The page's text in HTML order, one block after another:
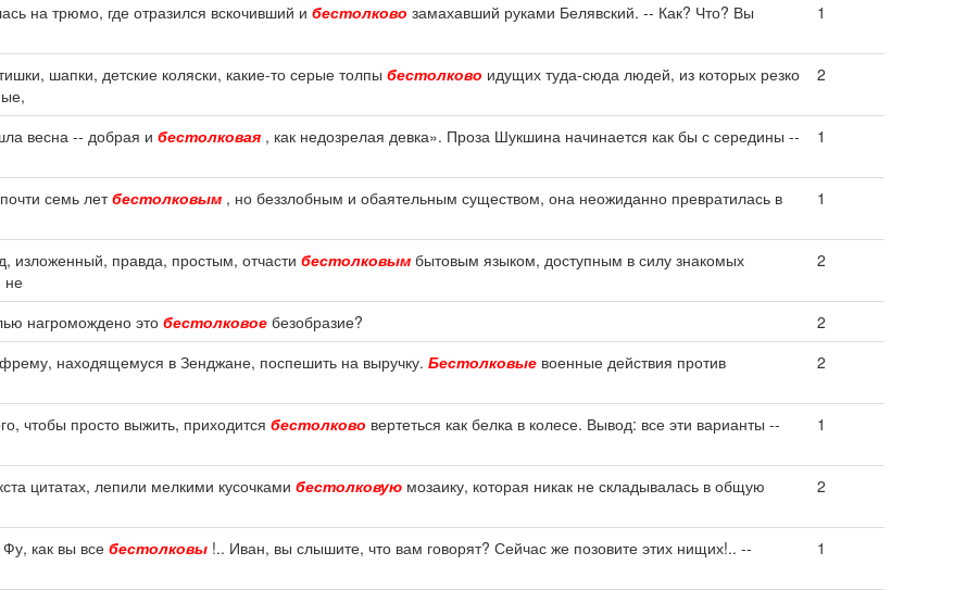
на трюмо, где отразился вскочивший и бестолково замахавший руками Белявский. -- Как? Что? Вы
1
шапки, детские коляски, какие-то серые толпы бестолково идущих туда-сюда людей, из которых резко
2
весна -- добрая и бестолковая , как недозрелая девка». Проза Шукшина начинается как бы с середины --
1
семь летбестолковым , но беззлобным и обаятельным существом, она неожиданно превратилась в
1
изложенный, правда, простым, отчасти бестолковым бытовым языком, доступным в силу знакомых
не
2
нагромождено это бестолковое безобразие?
2
находящемуся в Зенджане, поспешить на выручку. Бестолковые военные действия против
2
чтобы просто выжить, приходится бестолково вертеться как белка в колесе. Вывод: все эти варианты --
1
цитатах, лепили мелкими кусочками бестолковую мозаику, которая никак не складывалась в общую
2
как вы все бестолковы !.. Иван, вы слышите, что вам говорят? Сейчас же позовите этих нищих!.. --
1